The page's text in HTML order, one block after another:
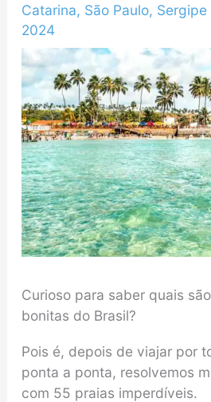
Catarina, São Paulo, Sergipe
2024
Curioso para saber quais
bonitas do Brasil?
Pois é, depois de viajar por
ponta a ponta, resolvemos
com 55 praias imperdíveis.